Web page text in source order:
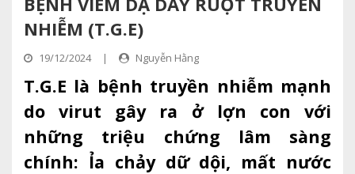
NHIỄM (T.G.E)
19/12/2024 | Nguyễn Hằng
T.G.E là bệnh truyền nhiễm mạnh
do virut gây ra ở lợn con với
những triệu chứng lâm sàng
chính: Ỉa chảy dữ dội, mất nước